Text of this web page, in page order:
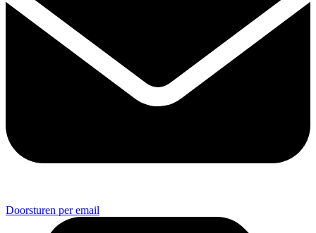
Doorsturen per email